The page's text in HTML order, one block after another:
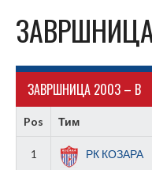
ЗАВРШНИЦА 2003 – B
Pos Тим
1 РК КОЗАРА